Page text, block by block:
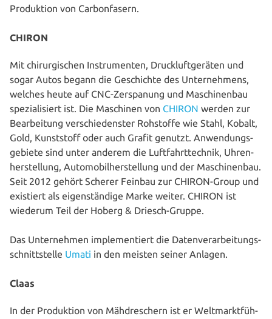
Pro­duk­ti­on von Carbonfasern.
CHIRON
Mit chir­ur­gi­schen Instru­men­ten, Druck­luft­ge­rä­ten und
sogar Autos begann die Geschich­te des Unter­neh­mens,
welches heute auf CNC-Zer­spa­nung und Maschi­nen­bau
spe­zia­li­siert ist. Die Maschinen von CHIRON werden zur
Bear­bei­tung ver­schie­dens­ter Rohstoffe wie Stahl, Kobalt,
Gold, Kunst­stoff oder auch Grafit genutzt. Anwen­dungs­
ge­bie­te sind unter anderem die Luft­fahrt­tech­nik, Uhren­
her­stel­lung, Auto­mo­bil­her­stel­lung und der Maschi­nen­bau.
Seit 2012 gehört Scherer Feinbau zur CHIRON-Group und
existiert als eigen­stän­di­ge Marke weiter. CHIRON ist
wiederum Teil der Hoberg & Driesch-Gruppe.
Das Unter­neh­men imple­men­tiert die Daten­ver­ar­bei­tungs­
schnitt­stel­le Umati in den meisten seiner Anlagen.
Claas
In der Pro­duk­ti­on von Mäh­dre­schern ist er Welt­markt­füh­